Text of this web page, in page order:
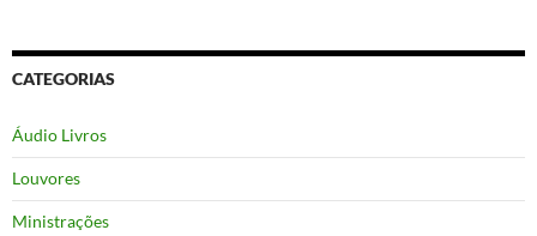
CATEGORIAS
Áudio Livros
Louvores
Ministrações